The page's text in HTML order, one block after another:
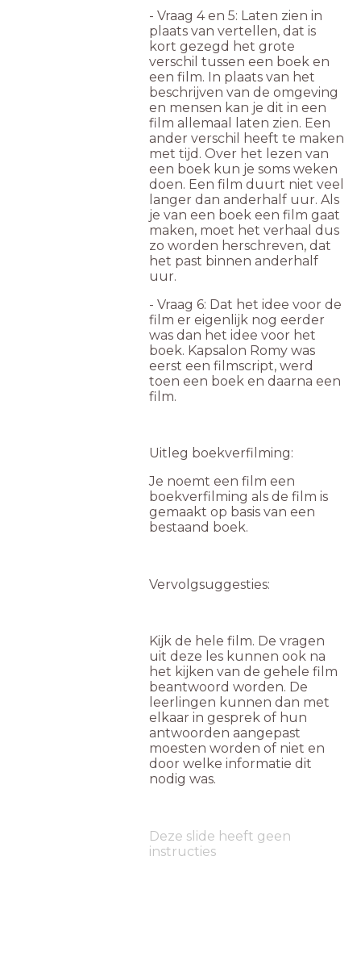
- Vraag 4 en 5: Laten zien in
plaats van vertellen, dat is
kort gezegd het grote
verschil tussen een boek en
een film. In plaats van het
beschrijven van de omgeving
en mensen kan je dit in een
film allemaal laten zien. Een
ander verschil heeft te maken
met tijd. Over het lezen van
een boek kun je soms weken
doen. Een film duurt niet veel
langer dan anderhalf uur. Als
je van een boek een film gaat
maken, moet het verhaal dus
zo worden herschreven, dat
het past binnen anderhalf
uur.
- Vraag 6: Dat het idee voor de
film er eigenlijk nog eerder
was dan het idee voor het
boek. Kapsalon Romy was
eerst een filmscript, werd
toen een boek en daarna een
film.
Uitleg boekverfilming:
Je noemt een film een
boekverfilming als de film is
gemaakt op basis van een
bestaand boek.
Vervolgsuggesties:
Kijk de hele film. De vragen
uit deze les kunnen ook na
het kijken van de gehele film
beantwoord worden. De
leerlingen kunnen dan met
elkaar in gesprek of hun
antwoorden aangepast
moesten worden of niet en
door welke informatie dit
nodig was.
Deze slide heeft geen
instructies